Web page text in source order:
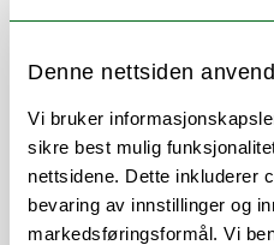
Denne nettsiden
Vi bruker
sikre best mulig
nettsidene. Dette inkluderer
bevaring av innstillinger og
markedsføringsformål. Vi
Om
Forskning